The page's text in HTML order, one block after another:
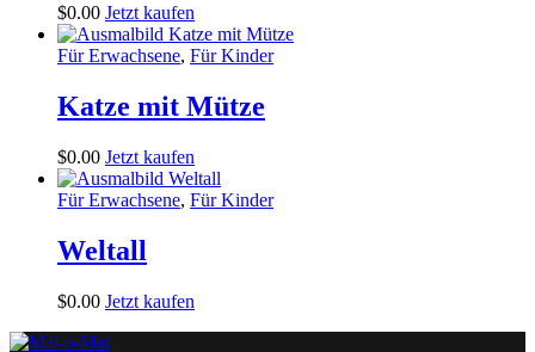
$0.00 Jetzt kaufen
Für Erwachsene, Für Kinder
Katze mit Mütze
$0.00 Jetzt kaufen
Für Erwachsene, Für Kinder
Weltall
$0.00 Jetzt kaufen